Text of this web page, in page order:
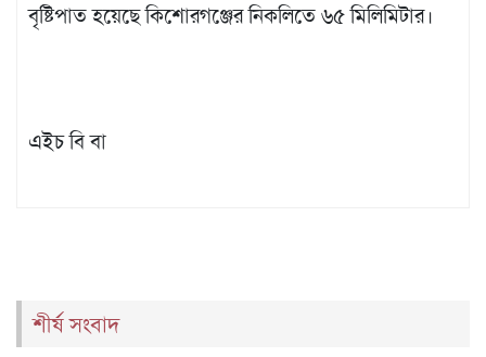
বৃষ্টিপাত হয়েছে কিশোরগঞ্জের নিকলিতে ৬৫ মিলিমিটার।
এইচ বি বা
শীর্ষ সংবাদ